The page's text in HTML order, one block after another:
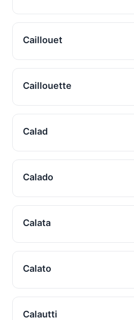
Caillouet
Caillouette
Calad
Calado
Calata
Calato
Calautti